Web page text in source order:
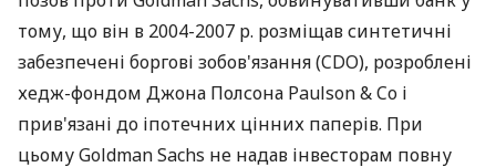
тому, що він в 2004-2007 р. розміщав синтетичні
забезпечені боргові зобов'язання (CDO), розроблені
хедж-фондом Джона Полсона Paulson & Co і
прив'язані до іпотечних цінних паперів. При
цьому Goldman Sachs не надав інвесторам повну